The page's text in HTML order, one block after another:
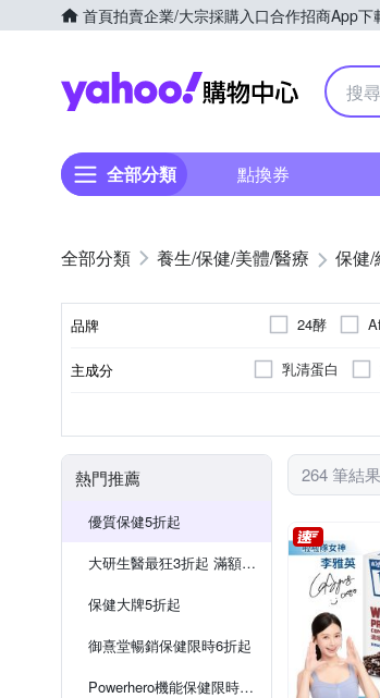
首頁拍賣企業/大宗採購入口合作招商App下
Yahoo購
全部分類 點換券
養生/保健/美體/醫療 保健/
品牌 24酵
LAC 利維喜
挺立
主成分 乳清蛋白
維他命A
西印度櫻桃
熱門推薦
優質保健5折起
大研生醫最狂3折起 滿額多重送
保健大牌5折起
御熹堂暢銷保健限時6折起
Powerhero機能保健限時8折起
264 筆結果